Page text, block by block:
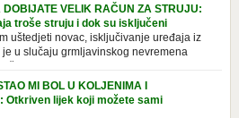
sreću, donosimo vam jednostavan
u vašem domu, a […]
DOBIJATE VELIK RAČUN ZA STRUJU:
troše struju i dok su isključeni
uštedjeti novac, isključivanje uređaja iz
u slučaju grmljavinskog nevremena
vode tajni život dok su isključeni? Ovo
energiju čak i kada su u stanju
MI BOL U KOLJENIMA I
Otkriven lijek koji možete sami